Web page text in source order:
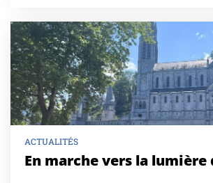
ACTUALITÉS
En marche vers la lumière